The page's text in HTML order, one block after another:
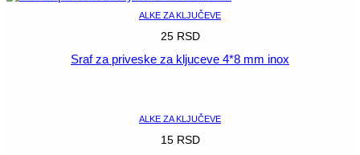
ALKE ZA KLJUČEVE
25 RSD
Sraf za priveske za kljuceve 4*8 mm inox
ALKE ZA KLJUČEVE
15 RSD